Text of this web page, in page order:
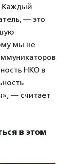
Каждый
— это
мы не
НКО в
— считает
в этом